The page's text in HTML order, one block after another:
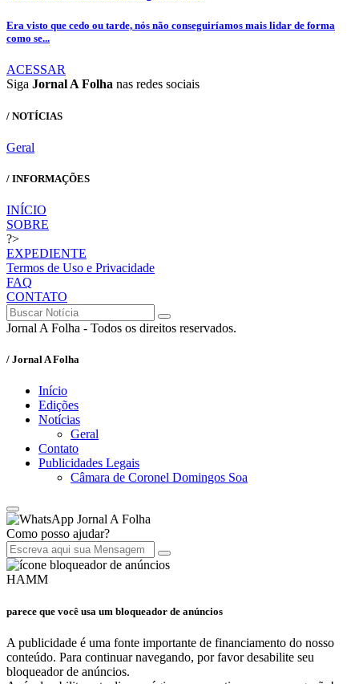
Era visto que cedo ou tarde, nós não conseguiríamos mais lidar de forma
como se...
ACESSAR
Siga Jornal A Folha nas redes sociais
/ NOTÍCIAS
Geral
/ INFORMAÇÕES
INÍCIO
SOBRE
?>
EXPEDIENTE
Termos de Uso e Privacidade
FAQ
CONTATO
Jornal A Folha - Todos os direitos reservados.
/ Jornal A Folha
Início
Edições
Notícias
Geral
Contato
Publicidades Legais
Câmara de Coronel Domingos Soa
Jornal A Folha
Como posso ajudar?
HAMM
parece que você usa um bloqueador de anúncios
A publicidade é uma fonte importante de financiamento do nosso
conteúdo. Para continuar navegando, por favor desabilite seu
bloqueador de anúncios.